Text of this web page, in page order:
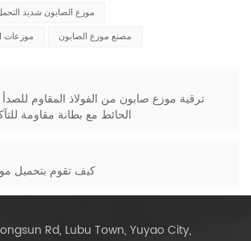
موزع الصابون شديد
موزعات
مصنع موزع الصابون
ترقية موزع صابون من الفولاذ المقاوم
الحائط مع بطانة مقاومة
كيف تقوم بتحميل
Rd, Lubu Town, Yuyao City,